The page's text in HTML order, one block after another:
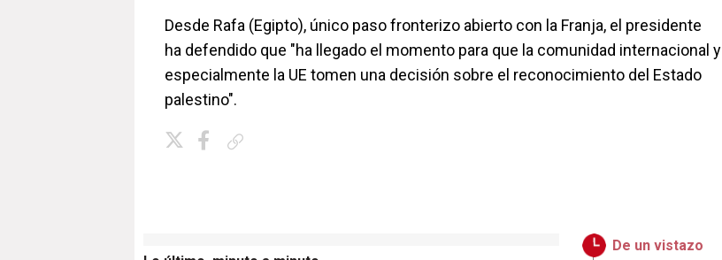
Desde Rafa (Egipto), único paso fronterizo abierto con la Franja, el presidente
ha defendido que "ha llegado el momento para que la comunidad internacional y
especialmente la UE tomen una decisión sobre el reconocimiento del Estado
palestino".
De un vistazo